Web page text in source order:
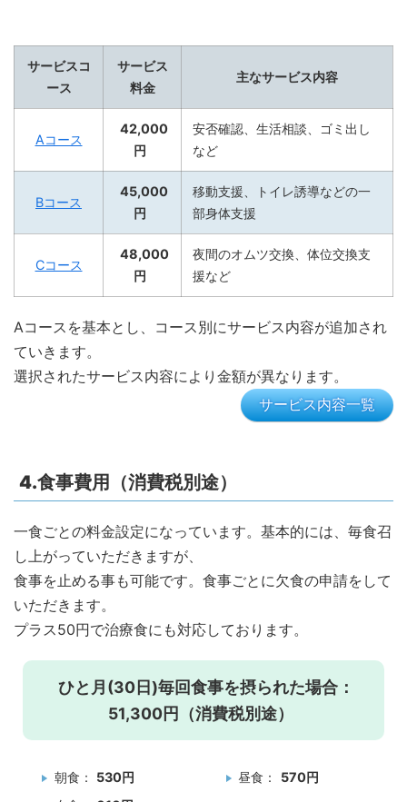
サービスコ
ース
サービス
料金
主なサービス内容
Aコース
42,000
円
安否確認、生活相談、ゴミ出し
など
Bコース
45,000
円
移動支援、トイレ誘導などの一
部身体支援
Cコース
48,000
円
夜間のオムツ交換、体位交換支
援など
Aコースを基本とし、コース別にサービス内容が追加され
ていきます。
選択されたサービス内容により金額が異なります。
サービス内容一覧
4.食事費用（消費税別途）
一食ごとの料金設定になっています。基本的には、毎食召
し上がっていただきますが、
食事を止める事も可能です。食事ごとに欠食の申請をして
いただきます。
プラス50円で治療食にも対応しております。
ひと月(30日)毎回食事を摂られた場合：
51,300円（消費税別途）
朝食： 530円 昼食：
570円